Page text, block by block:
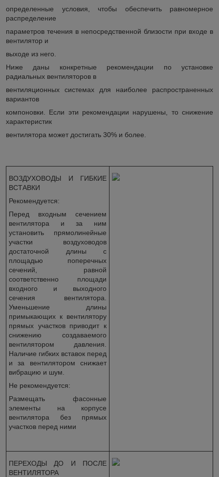
определенные условия, чтобы обеспечить равномерное
распределение
параметров течения в непосредственной близости при входе в
вентилятор и
выходе из него.
Ниже даны конкретные рекомендации по установке
радиальных вентиляторов в
вентиляционных системах для наиболее распространенных
вариантов
компоновки. Если эти рекомендации нарушены, то снижение
характеристик
вентилятора может достигать 30% и более.
ВОЗДУХОВОДЫ И ГИБКИЕ
ВСТАВКИ
Рекомендуется:
Перед входным сечением
вентилятора и за ним
установить прямоли­нейные
участки воздуховодов
достаточной длины с
площадью поперечных
сечений, равной
соответственно площади
входного и выходного
сечения вентилятора.
Уменьшение длины
примыкающих к вентилятору
прямых участков приводит к
снижению создаваемого
вентилятором давления.
Наличие гибких вставок перед
и за вентилятором снижает
вибрацию и шум.
Не рекомендуется:
Размещать фасонные
элементы на корпусе
вентилятора без прямых
участков перед ними
ПЕРЕХОДЫ ДО И ПОСЛЕ
ВЕНТИЛЯТОРА